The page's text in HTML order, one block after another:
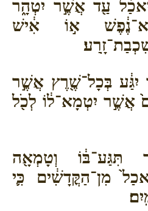
עַ֖ד אֲשֶׁ֣ר יִטְהָ֑ר
א֣וֹ אִ֔ישׁ
יִגַּ֔ע בְּכָל־שֶׁ֖רֶץ אֲשֶׁ֣ר
אֲשֶׁ֣ר יִטְמָא־ל֔וֹ לְכֹ֖ל
וְטָמְאָ֖ה
מִן־הַקֳּדָשִׁ֔ים כִּ֛י